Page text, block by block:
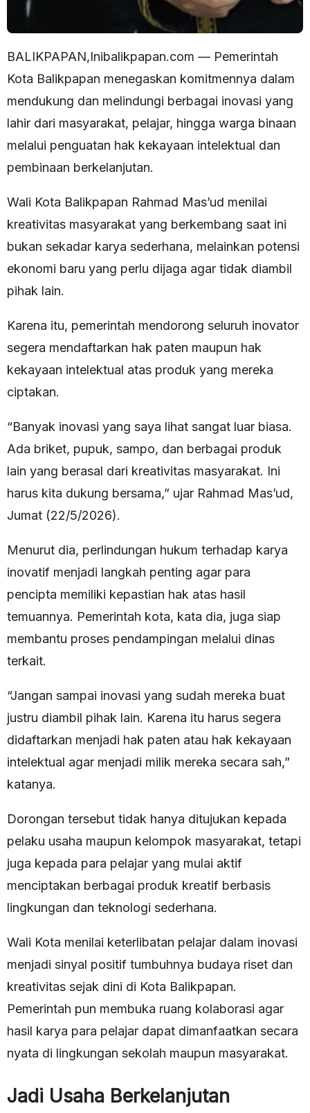
BALIKPAPAN,Inibalikpapan.com — Pemerintah
Kota Balikpapan menegaskan komitmennya dalam
mendukung dan melindungi berbagai inovasi yang
lahir dari masyarakat, pelajar, hingga warga binaan
melalui penguatan hak kekayaan intelektual dan
pembinaan berkelanjutan.
Wali Kota Balikpapan Rahmad Mas’ud menilai
kreativitas masyarakat yang berkembang saat ini
bukan sekadar karya sederhana, melainkan potensi
ekonomi baru yang perlu dijaga agar tidak diambil
pihak lain.
Karena itu, pemerintah mendorong seluruh inovator
segera mendaftarkan hak paten maupun hak
kekayaan intelektual atas produk yang mereka
ciptakan.
“Banyak inovasi yang saya lihat sangat luar biasa.
Ada briket, pupuk, sampo, dan berbagai produk
lain yang berasal dari kreativitas masyarakat. Ini
harus kita dukung bersama,” ujar Rahmad Mas’ud,
Jumat (22/5/2026).
Menurut dia, perlindungan hukum terhadap karya
inovatif menjadi langkah penting agar para
pencipta memiliki kepastian hak atas hasil
temuannya. Pemerintah kota, kata dia, juga siap
membantu proses pendampingan melalui dinas
terkait.
“Jangan sampai inovasi yang sudah mereka buat
justru diambil pihak lain. Karena itu harus segera
didaftarkan menjadi hak paten atau hak kekayaan
intelektual agar menjadi milik mereka secara sah,”
katanya.
Dorongan tersebut tidak hanya ditujukan kepada
pelaku usaha maupun kelompok masyarakat, tetapi
juga kepada para pelajar yang mulai aktif
menciptakan berbagai produk kreatif berbasis
lingkungan dan teknologi sederhana.
Wali Kota menilai keterlibatan pelajar dalam inovasi
menjadi sinyal positif tumbuhnya budaya riset dan
kreativitas sejak dini di Kota Balikpapan.
Pemerintah pun membuka ruang kolaborasi agar
hasil karya para pelajar dapat dimanfaatkan secara
nyata di lingkungan sekolah maupun masyarakat.
Jadi Usaha Berkelanjutan